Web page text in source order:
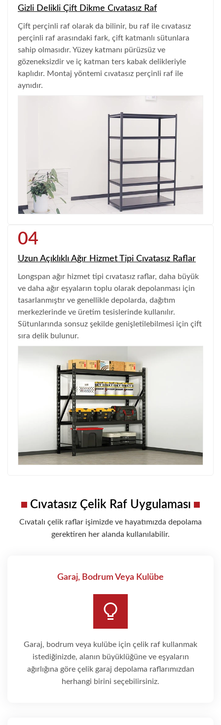
Gizli Delikli Çift Dikme Cıvatasız Raf
Çift perçinli raf olarak da bilinir, bu raf ile cıvatasız
perçinli raf arasındaki fark, çift katmanlı sütunlara
sahip olmasıdır. Yüzey katmanı pürüzsüz ve
gözeneksizdir ve iç katman ters kabak delikleriyle
kaplıdır. Montaj yöntemi cıvatasız perçinli raf ile
aynıdır.
Uzun Açıklıklı Ağır Hizmet Tipi Cıvatasız Raflar
Longspan ağır hizmet tipi cıvatasız raflar, daha büyük
ve daha ağır eşyaların toplu olarak depolanması için
tasarlanmıştır ve genellikle depolarda, dağıtım
merkezlerinde ve üretim tesislerinde kullanılır.
Sütunlarında sonsuz şekilde genişletilebilmesi için çift
sıra delik bulunur.
04
Cıvatasız Çelik Raf Uygulaması
Cıvatalı çelik raflar işimizde ve hayatımızda depolama
gerektiren her alanda kullanılabilir.
Garaj, Bodrum Veya Kulübe
Garaj, bodrum veya kulübe için çelik raf kullanmak
istediğinizde, alanın büyüklüğüne ve eşyaların
ağırlığına göre çelik garaj depolama raflarımızdan
herhangi birini seçebilirsiniz.